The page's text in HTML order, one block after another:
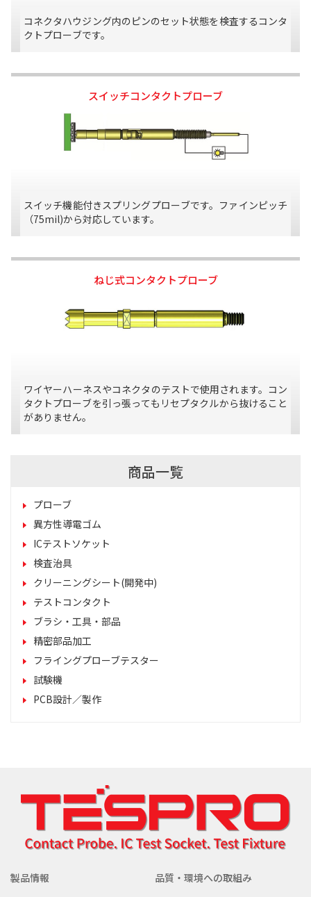
コネクタハウジング内のピンのセット状態を検査するコンタ
クトプローブです。
スイッチコンタクトプローブ
スイッチ機能付きスプリングプローブです。ファインピッチ
（75mil)から対応しています。
ねじ式コンタクトプローブ
ワイヤーハーネスやコネクタのテストで使用されます。コン
タクトプローブを引っ張ってもリセプタクルから抜けること
がありません。
商品一覧
プローブ
異方性導電ゴム
ICテストソケット
検査治具
クリーニングシート(開発中)
テストコンタクト
ブラシ・工具・部品
精密部品加工
フライングプローブテスター
試験機
PCB設計／製作
製品情報
品質・環境への取組み